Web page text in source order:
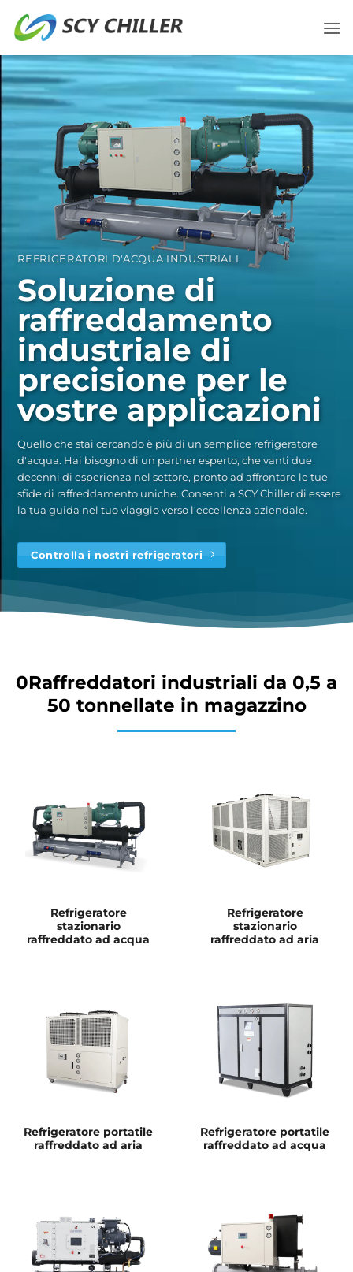
REFRIGERATORI D'ACQUA INDUSTRIALI
Soluzione di
raffreddamento
industriale di
precisione per le
vostre applicazioni
Quello che stai cercando è più di un semplice refrigeratore
d'acqua. Hai bisogno di un partner esperto, che vanti due
decenni di esperienza nel settore, pronto ad affrontare le tue
sfide di raffreddamento uniche. Consenti a SCY Chiller di essere
la tua guida nel tuo viaggio verso l'eccellenza aziendale.
Controlla i nostri refrigeratori
0Raffreddatori industriali da 0,5 a
50 tonnellate in magazzino
Refrigeratore
stazionario
raffreddato ad acqua
Refrigeratore
stazionario
raffreddato ad aria
Refrigeratore portatile
raffreddato ad aria
Refrigeratore portatile
raffreddato ad acqua